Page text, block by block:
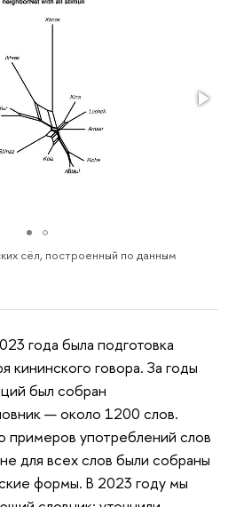
сёл, построенный по данным
года была подготовка
кининского говора. За годы
был собран
— около 1200 слов.
употреблений слов
для всех слов были собраны
формы. В 2023 году мы